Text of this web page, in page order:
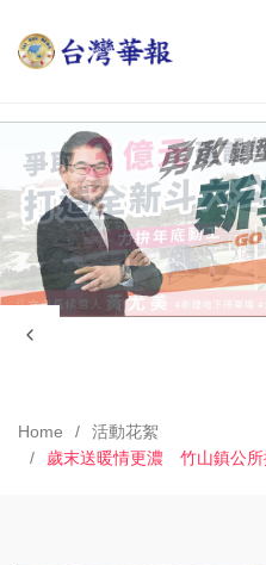
Home
活動花絮
歲末送暖情更濃 竹山鎮公所